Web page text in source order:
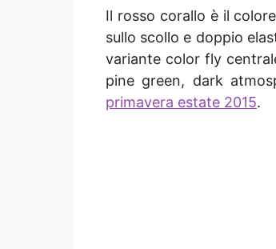
Il rosso corallo è il
sullo scollo e doppio
variante color fly
pine green, dark
primavera estate 2015.